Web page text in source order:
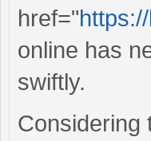
href="
online has
swiftly.
Considering